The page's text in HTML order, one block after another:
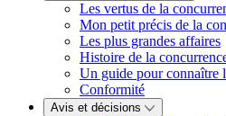
Les vertus de la
Mon petit précis de la
Les plus grandes affaires
Histoire de la
Un guide pour connaître
Conformité
Avis et décisions